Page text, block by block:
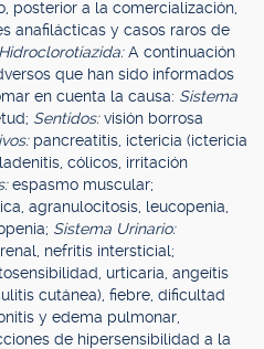
posterior a la comercialización,
anafilácticas y casos raros de
Hidroclorotiazida:A continuación
que han sido informados
en cuenta la causa: Sistema
Sentidos:visión borrosa
pancreatitis, ictericia (ictericia
cólicos, irritación
espasmo muscular;
agranulocitosis, leucopenia,
Sistema Urinario:
nefritis intersticial;
urticaria, angeítis
cutánea), fiebre, dificultad
y edema pulmonar,
de hipersensibilidad a la